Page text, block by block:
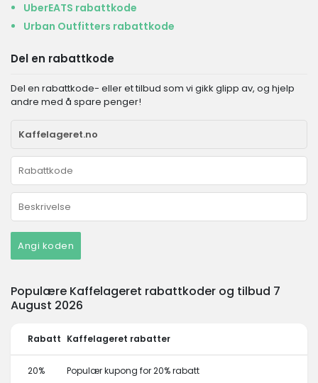
UberEATS rabattkode
Urban Outfitters rabattkode
Del en rabattkode
Del en rabattkode- eller et tilbud som vi gikk glipp av, og hjelp
andre med å spare penger!
Angi koden
Populære Kaffelageret rabattkoder og tilbud 7
August 2026
Rabatt Kaffelageret rabatter
20% Populær kupong for 20% rabatt